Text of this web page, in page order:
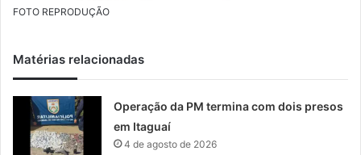
FOTO REPRODUÇÃO
Matérias relacionadas
Operação da PM termina com dois presos
em Itaguaí
4 de agosto de 2026